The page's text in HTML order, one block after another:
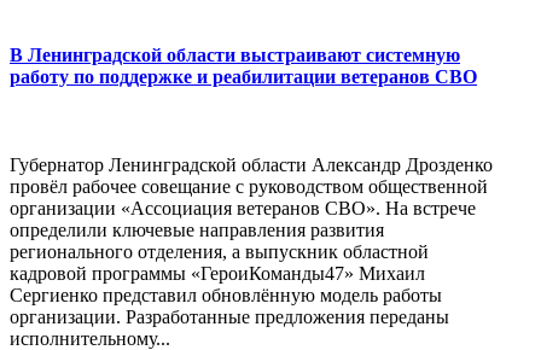
В Ленинградской области выстраивают системную
работу по поддержке и реабилитации ветеранов СВО
Губернатор Ленинградской области Александр Дрозденко
провёл рабочее совещание с руководством общественной
организации «Ассоциация ветеранов СВО». На встрече
определили ключевые направления развития
регионального отделения, а выпускник областной
кадровой программы «ГероиКоманды47» Михаил
Сергиенко представил обновлённую модель работы
организации. Разработанные предложения переданы
исполнительному...